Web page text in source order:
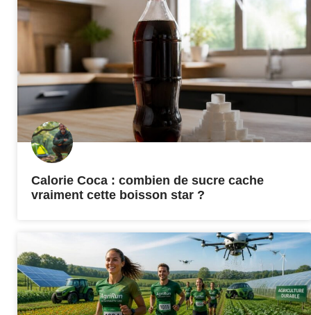
Calorie Coca : combien de sucre cache
vraiment cette boisson star ?